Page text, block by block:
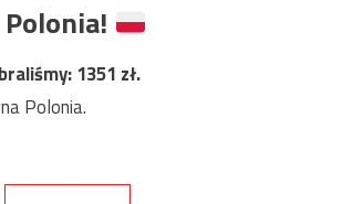
1351 zł.
Polonia.